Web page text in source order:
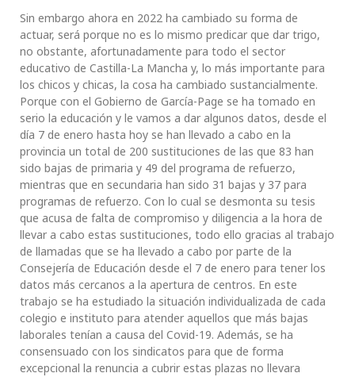
Sin embargo ahora en 2022 ha cambiado su forma de
actuar, será porque no es lo mismo predicar que dar trigo,
no obstante, afortunadamente para todo el sector
educativo de Castilla-La Mancha y, lo más importante para
los chicos y chicas, la cosa ha cambiado sustancialmente.
Porque con el Gobierno de García-Page se ha tomado en
serio la educación y le vamos a dar algunos datos, desde el
día 7 de enero hasta hoy se han llevado a cabo en la
provincia un total de 200 sustituciones de las que 83 han
sido bajas de primaria y 49 del programa de refuerzo,
mientras que en secundaria han sido 31 bajas y 37 para
programas de refuerzo. Con lo cual se desmonta su tesis
que acusa de falta de compromiso y diligencia a la hora de
llevar a cabo estas sustituciones, todo ello gracias al trabajo
de llamadas que se ha llevado a cabo por parte de la
Consejería de Educación desde el 7 de enero para tener los
datos más cercanos a la apertura de centros. En este
trabajo se ha estudiado la situación individualizada de cada
colegio e instituto para atender aquellos que más bajas
laborales tenían a causa del Covid-19. Además, se ha
consensuado con los sindicatos para que de forma
excepcional la renuncia a cubrir estas plazas no llevara